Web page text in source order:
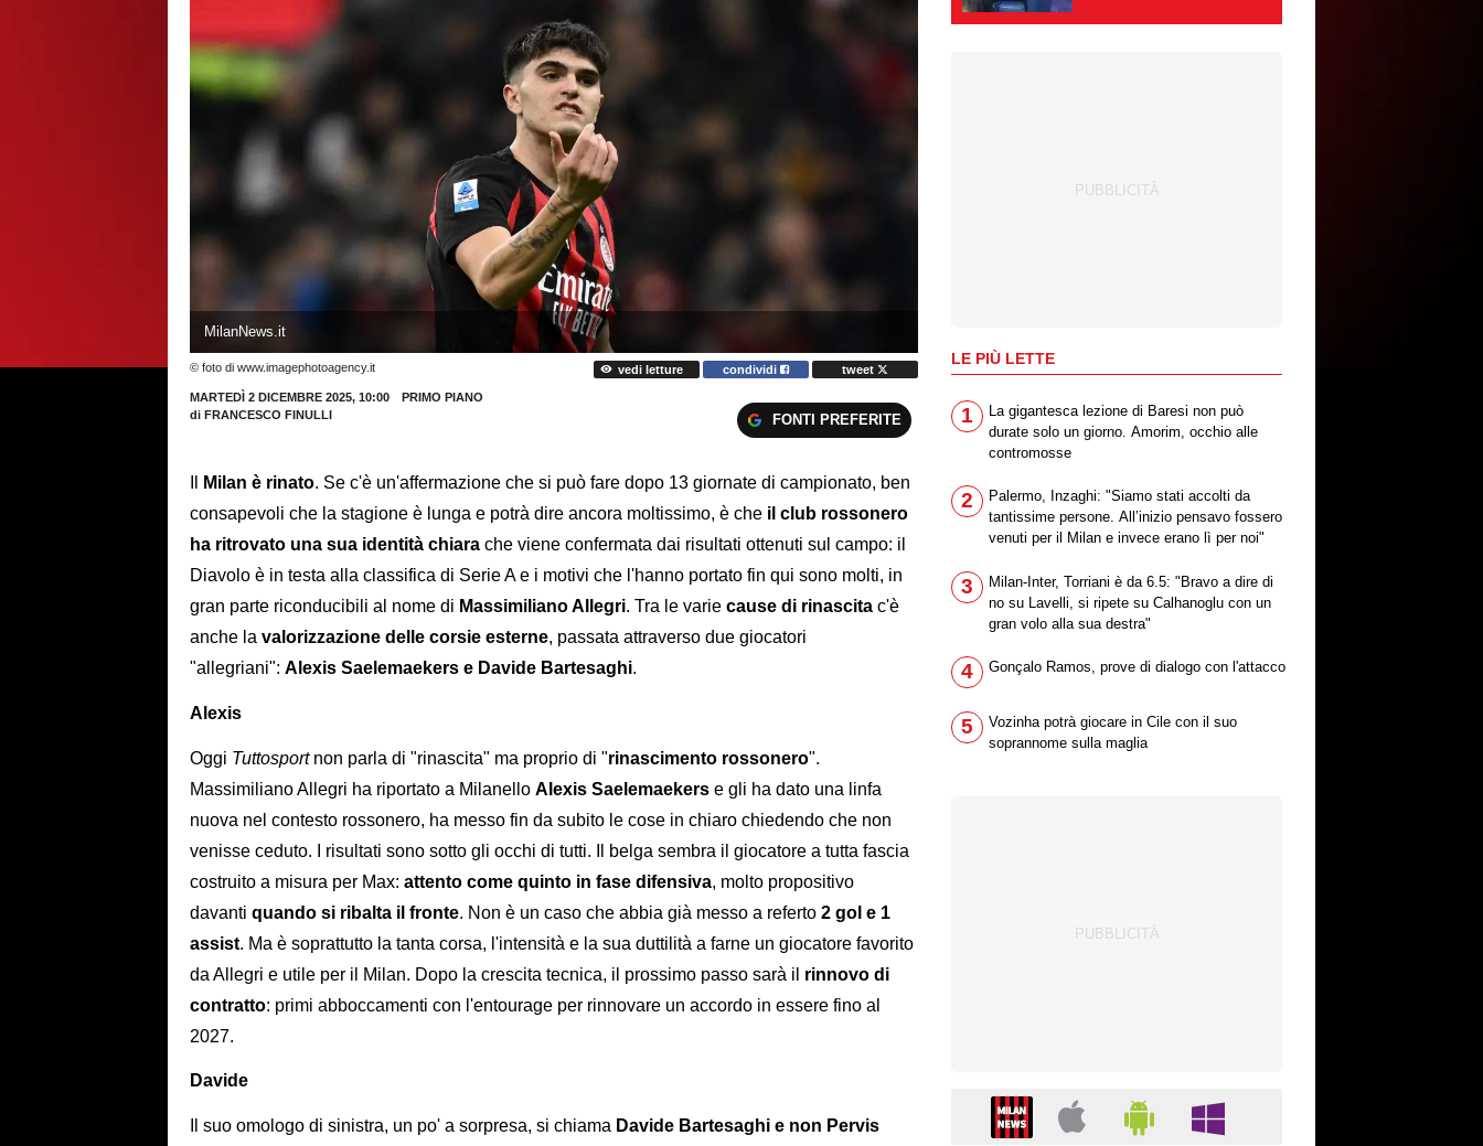
MilanNews.it
© foto di www.imagephotoagency.it vedi letture condividi tweet
MARTEDÌ 2 DICEMBRE 2025, 10:00
PRIMO PIANO
di FRANCESCO FINULLI FONTI PREFERITE
Milan è rinato. Se c'è un'affermazione che si può fare dopo 13 giornate di campionato, ben
consapevoli che la stagione è lunga e potrà dire ancora moltissimo, è che il club rossonero
ha ritrovato una sua identità chiara che viene confermata dai risultati ottenuti sul campo: il
Diavolo è in testa alla classifica di Serie A e i motivi che l'hanno portato fin qui sono molti, in
gran parte riconducibili al nome di Massimiliano Allegri. Tra le varie cause di rinascita c'è
anche la valorizzazione delle corsie esterne, passata attraverso due giocatori
"allegriani": Alexis Saelemaekers e Davide Bartesaghi.
Alexis
Oggi Tuttosportnon parla di "rinascita" ma proprio di "rinascimento rossonero".
Massimiliano Allegri ha riportato a Milanello Alexis Saelemaekers e gli ha dato una linfa
nuova nel contesto rossonero, ha messo fin da subito le cose in chiaro chiedendo che non
venisse ceduto. I risultati sono sotto gli occhi di tutti. Il belga sembra il giocatore a tutta fascia
costruito a misura per Max: attento come quinto in fase difensiva, molto propositivo
davanti quando si ribalta il fronte. Non è un caso che abbia già messo a referto 2 gol e 1
assist. Ma è soprattutto la tanta corsa, l'intensità e la sua duttilità a farne un giocatore favorito
da Allegri e utile per il Milan. Dopo la crescita tecnica, il prossimo passo sarà il rinnovo di
contratto: primi abboccamenti con l'entourage per rinnovare un accordo in essere fino al
2027.
Davide
Il suo omologo di sinistra, un po' a sorpresa, si chiama Davide Bartesaghi e non Pervis
LE PIÙ LETTE
1
La gigantesca lezione di Baresi non può
durate solo un giorno. Amorim, occhio alle
contromosse
2
Palermo, Inzaghi: "Siamo stati accolti da
tantissime persone. All’inizio pensavo fossero
venuti per il Milan e invece erano lì per noi"
3
Milan-Inter, Torriani è da 6.5: "Bravo a dire di
no su Lavelli, si ripete su Calhanoglu con un
gran volo alla sua destra"
4 Gonçalo Ramos, prove di dialogo con l'attacco
5
Vozinha potrà giocare in Cile con il suo
soprannome sulla maglia